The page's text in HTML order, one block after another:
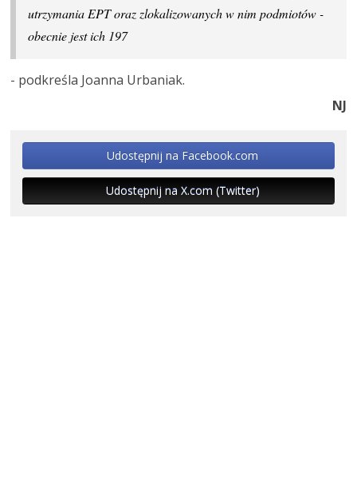
utrzymania EPT oraz zlokalizowanych w nim podmiotów -
obecnie jest ich 197
- podkreśla Joanna Urbaniak.
NJ
Udostępnij na Facebook.com
Udostępnij na X.com (Twitter)